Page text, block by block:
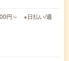
円～ ※日払い/週